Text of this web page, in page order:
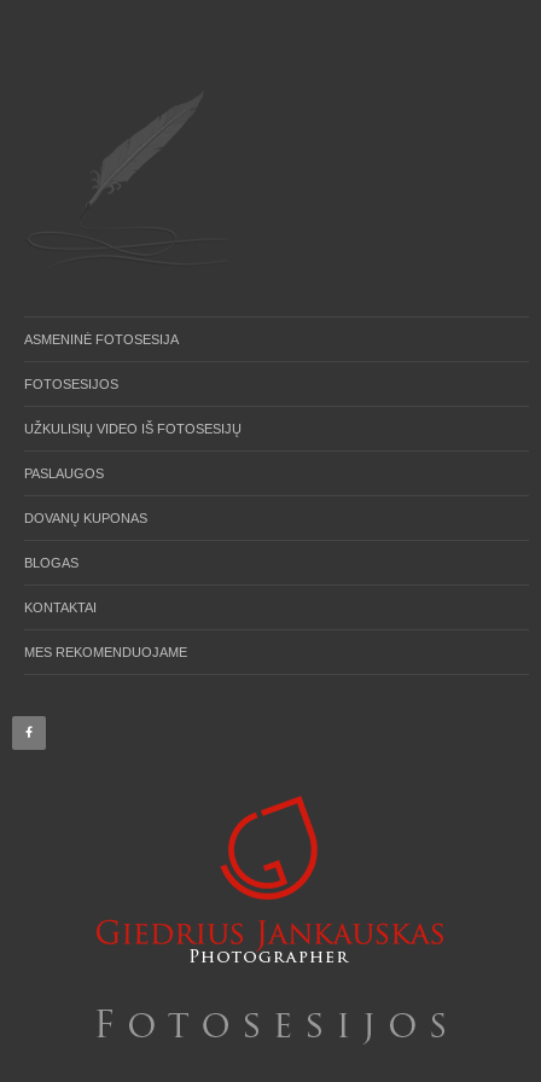
ASMENINĖ FOTOSESIJA
FOTOSESIJOS
UŽKULISIŲ VIDEO IŠ FOTOSESIJŲ
PASLAUGOS
DOVANŲ KUPONAS
BLOGAS
KONTAKTAI
MES REKOMENDUOJAME